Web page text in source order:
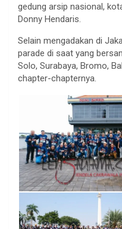
gedung arsip nasional,
Donny Hendaris.
Selain mengadakan di
parade di saat yang
Solo, Surabaya, Bromo,
chapter-chapternya.